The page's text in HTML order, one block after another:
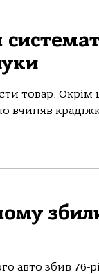
товар.
вчиняв
aвтo збив 76-